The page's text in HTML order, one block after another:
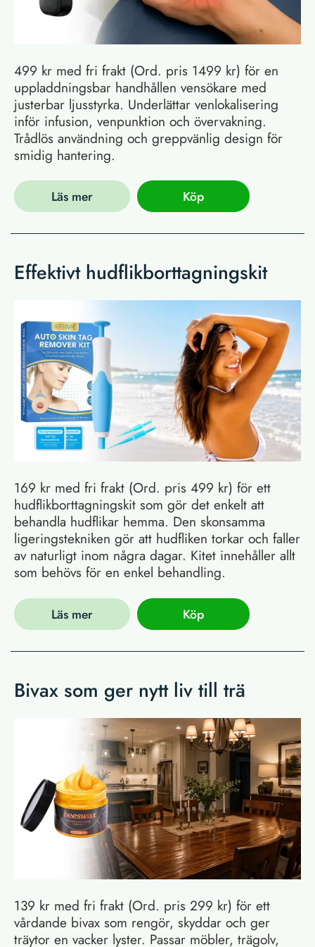
499 kr med fri frakt (Ord. pris 1499 kr) för en
uppladdningsbar handhållen vensökare med
justerbar ljusstyrka. Underlättar venlokalisering
inför infusion, venpunktion och övervakning.
Trådlös användning och greppvänlig design för
smidig hantering.
Läs mer Köp
Effektivt hudflikborttagningskit
169 kr med fri frakt (Ord. pris 499 kr) för ett
hudflikborttagningskit som gör det enkelt att
behandla hudflikar hemma. Den skonsamma
ligeringstekniken gör att hudfliken torkar och faller
av naturligt inom några dagar. Kitet innehåller allt
som behövs för en enkel behandling.
Läs mer Köp
Bivax som ger nytt liv till trä
139 kr med fri frakt (Ord. pris 299 kr) för ett
vårdande bivax som rengör, skyddar och ger
träytor en vacker lyster. Passar möbler, trägolv,